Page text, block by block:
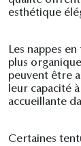
esthétique
Les nappes
plus
peuvent être
leur capacité
accueillante
Certaines